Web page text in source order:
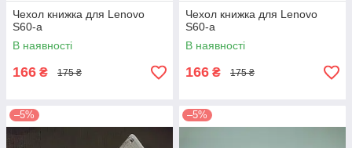
Чехол книжка для Lenovo
S60-a
В наявності
166 ₴ 175 ₴
Чехол книжка для Lenovo
S60-a
В наявності
166 ₴ 175 ₴
–5% –5%